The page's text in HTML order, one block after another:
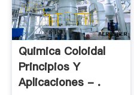
Quimica Coloidal
Principios Y
Aplicaciones - .